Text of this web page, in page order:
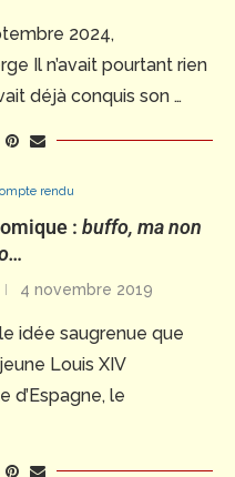
2024,
Il n’avait pourtant rien
déjà conquis son …
rendu
: buffo, ma non
4 novembre 2019
idée saugrenue que
Louis XIV
d’Espagne, le